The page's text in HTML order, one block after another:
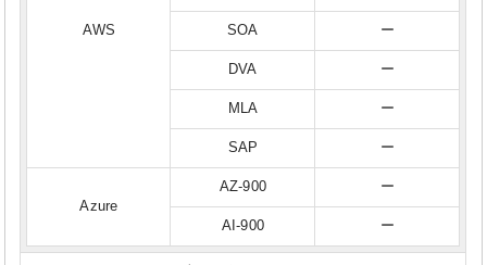
AWS SOA ー
DVA ー
MLA ー
SAP ー
Azure
AZ-900 ー
AI-900 ー